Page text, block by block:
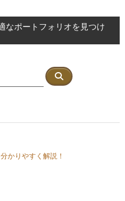
ポートフォリオを見つけ
検
索
かりやすく解説！